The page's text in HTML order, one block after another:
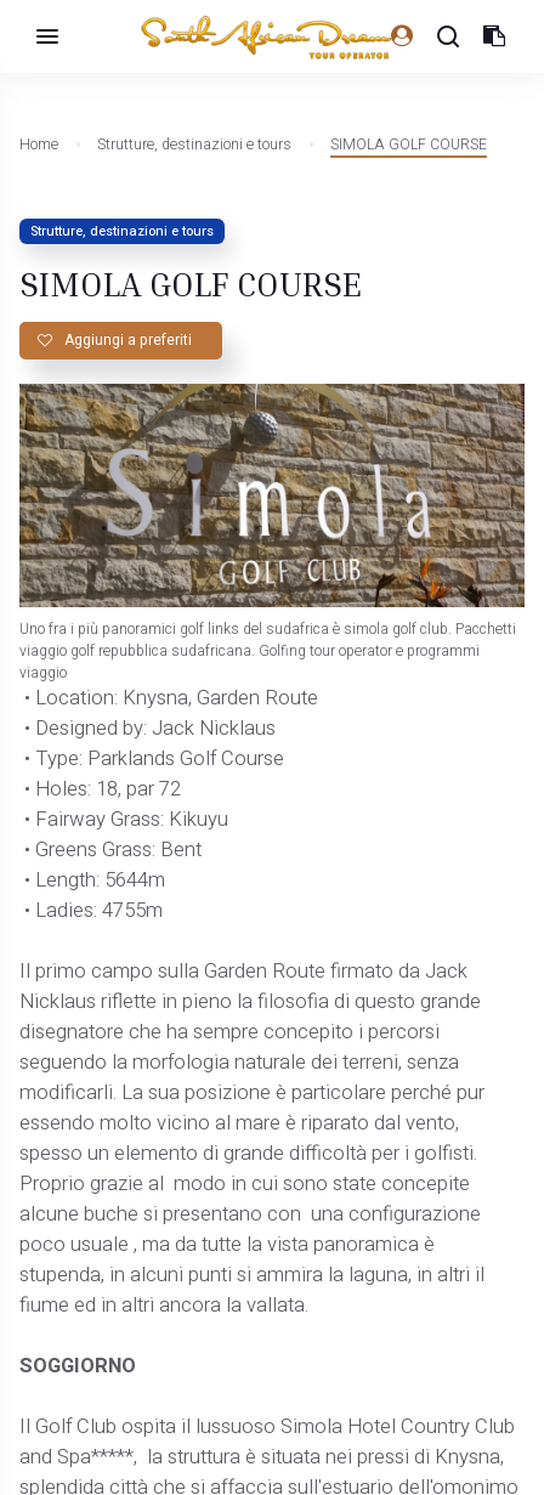
Home Strutture, destinazioni e tours SIMOLA GOLF COURSE
Strutture, destinazioni e tours
SIMOLA GOLF COURSE
Aggiungi a preferiti
Uno fra i più panoramici golf links del sudafrica è simola golf club. Pacchetti
viaggio golf repubblica sudafricana. Golfing tour operator e programmi
viaggio
• Location: Knysna, Garden Route
• Designed by: Jack Nicklaus
• Type: Parklands Golf Course
• Holes: 18, par 72
• Fairway Grass: Kikuyu
• Greens Grass: Bent
• Length: 5644m
• Ladies: 4755m
Il primo campo sulla Garden Route firmato da Jack
Nicklaus riflette in pieno la filosofia di questo grande
disegnatore che ha sempre concepito i percorsi
seguendo la morfologia naturale dei terreni, senza
modificarli. La sua posizione è particolare perché pur
essendo molto vicino al mare è riparato dal vento,
spesso un elemento di grande difficoltà per i golfisti.
Proprio grazie al modo in cui sono state concepite
alcune buche si presentano con una configurazione
poco usuale , ma da tutte la vista panoramica è
stupenda, in alcuni punti si ammira la laguna, in altri il
fiume ed in altri ancora la vallata.
SOGGIORNO
Il Golf Club ospita il lussuoso Simola Hotel Country Club
and Spa*****, la struttura è situata nei pressi di Knysna,
splendida città che si affaccia sull'estuario dell'omonimo